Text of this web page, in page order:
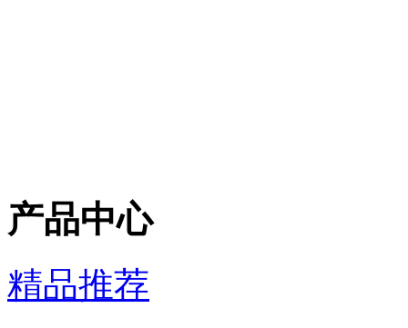
产品中心
精品推荐